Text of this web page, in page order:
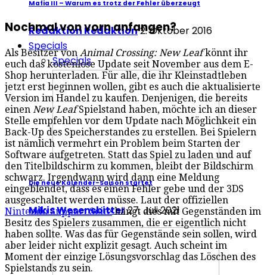
Mafia III – Warum es trotz der Fehler überzeugt
Redaktion Redaktion2. Oktober 2016
Specials
Specials
Die neue Kalender-Saison startet
Mikis Wesensbitter27. Juli 2021
Nochmal von vorn anfangen?
Als Besitzer von Animal Crossing: New Leafkönnt ihr
euch das kostenlose Update seit November aus dem E-
Shop herunterladen. Für alle, die ihr Kleinstadtleben
jetzt erst beginnen wollen, gibt es auch die aktualisierte
Version im Handel zu kaufen. Denjenigen, die bereits
einen New LeafSpielstand haben, möchte ich an dieser
Stelle empfehlen vor dem Update nach Möglichkeit ein
Back-Up des Speicherstandes zu erstellen. Bei Spielern
ist nämlich vermehrt ein Problem beim Starten der
Software aufgetreten. Statt das Spiel zu laden und auf
den Titelbildschirm zu kommen, bleibt der Bildschirm
schwarz. Irgendwann wird dann eine Meldung
eingeblendet, dass es einen Fehler gebe und der 3DS
ausgeschaltet werden müsse. Laut der offiziellen
Nintendo Support Seitehängt dies mit Gegenständen im
Besitz des Spielers zusammen, die er eigentlich nicht
haben sollte. Was das für Gegenstände sein sollen, wird
aber leider nicht explizit gesagt. Auch scheint im
Moment der einzige Lösungsvorschlag das Löschen des
Spielstands zu sein.